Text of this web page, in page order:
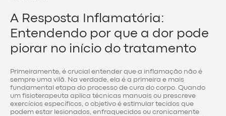
A Resposta Inflamatória:
Entendendo por que a dor pode
piorar no início do tratamento
Primeiramente, é crucial entender que a inflamação não é
sempre uma vilã. Na verdade, ela é a primeira e mais
fundamental etapa do processo de cura do corpo. Quando
um fisioterapeuta aplica técnicas manuais ou prescreve
exercícios específicos, o objetivo é estimular tecidos que
podem estar lesionados, enfraquecidos ou cronicamente